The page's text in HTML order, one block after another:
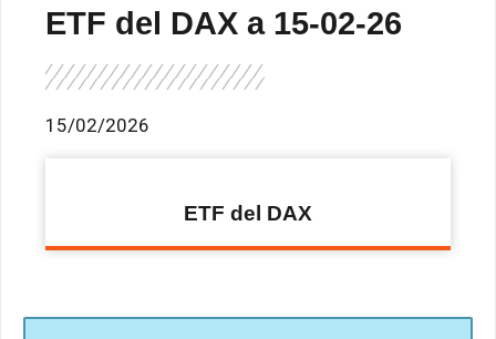
ETF del DAX a 15-02-26
15/02/2026
ETF del DAX